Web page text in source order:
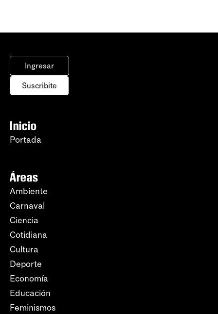
Ingresar
Suscribite
Inicio
Portada
Áreas
Ambiente
Carnaval
Ciencia
Cotidiana
Cultura
Deporte
Economía
Educación
Feminismos